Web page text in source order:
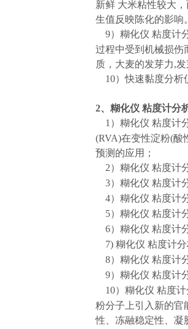
新鲜 大米粘性较大
生值反映陈化的影响
9） 糊化仪 粘度计
过程中受到机械损伤
质，大麦的发芽力,
10）快速黏度分
2、 糊化仪 粘度计分
1） 糊化仪 粘度计
(RVA)在变性淀粉(酸
预测的应用；
2） 糊化仪 粘度计
3） 糊化仪 粘度计
4） 糊化仪 粘度计
5） 糊化仪 粘度计
6） 糊化仪 粘度计
7) 糊化仪 粘度计
8） 糊化仪 粘度计
9） 糊化仪 粘度计
10） 糊化仪 粘度
粉分子上引入新的官
性、冻融稳定性、凝